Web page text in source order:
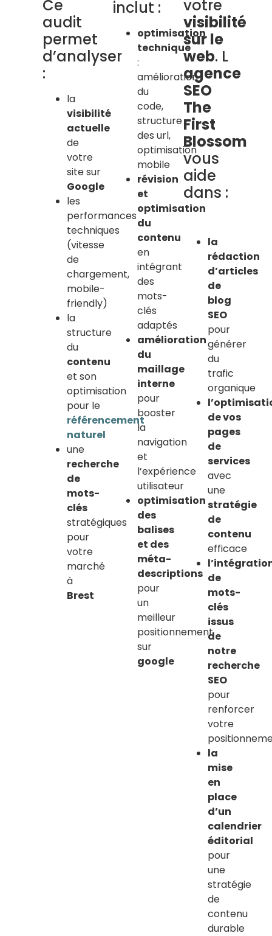
Ce
audit
permet
d’analyser
:
la
visibilité
actuelle
de
votre
site sur
Google
les
performances
techniques
(vitesse
de
chargement,
mobile-
friendly)
la
structure
du
contenu
et son
optimisation
pour le
référencement
naturel
une
recherche
de
mots-
clés
stratégiques
pour
votre
marché
à
Brest
inclut :
optimisation
technique
:
amélioration
du
code,
structure
des url,
optimisation
mobile
révision
et
optimisation
du
contenu
en
intégrant
des
mots-
clés
adaptés
amélioration
du
maillage
interne
pour
booster
la
navigation
et
l’expérience
utilisateur
optimisation
des
balises
et des
méta-
descriptions
pour
un
meilleur
positionnement
sur
google
votre
visibilité
sur le
web. L
agence
SEO
The
First
Blossom
vous
aide
dans :
la
rédaction
d’articles
de
blog
SEO
pour
générer
du
trafic
organique
de vos
pages
de
services
avec
une
stratégie
de
contenu
efficace
de
mots-
clés
issus
de
notre
recherche
SEO
pour
renforcer
votre
la
mise
en
place
d’un
calendrier
éditorial
pour
une
stratégie
de
contenu
durable